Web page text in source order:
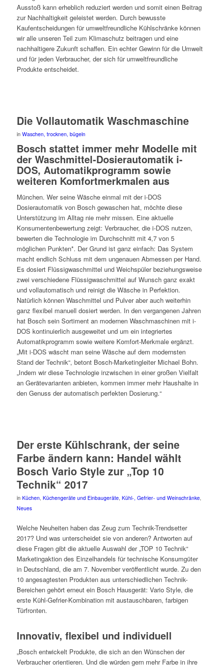
Ausstoß kann erheblich reduziert werden und somit einen Beitrag
zur Nachhaltigkeit geleistet werden. Durch bewusste
Kaufentscheidungen für umweltfreundliche Kühlschränke können
wir alle unseren Teil zum Klimaschutz beitragen und eine
nachhaltigere Zukunft schaffen. Ein echter Gewinn für die Umwelt
und für jeden Verbraucher, der sich für umweltfreundliche
Produkte entscheidet.
Die Vollautomatik Waschmaschine
in Waschen, trocknen, bügeln
Bosch stattet immer mehr Modelle mit
der Waschmittel-Dosierautomatik i-
DOS, Automatikprogramm sowie
weiteren Komfortmerkmalen aus
München. Wer seine Wäsche einmal mit der i-DOS
Dosierautomatik von Bosch gewaschen hat, möchte diese
Unterstützung im Alltag nie mehr missen. Eine aktuelle
Konsumentenbewertung zeigt: Verbraucher, die i-DOS nutzen,
bewerten die Technologie im Durchschnitt mit 4,7 von 5
möglichen Punkten*. Der Grund ist ganz einfach: Das System
macht endlich Schluss mit dem ungenauen Abmessen per Hand.
Es dosiert Flüssigwaschmittel und Weichspüler beziehungsweise
zwei verschiedene Flüssigwaschmittel auf Wunsch ganz exakt
und vollautomatisch und reinigt die Wäsche in Perfektion.
Natürlich können Waschmittel und Pulver aber auch weiterhin
ganz flexibel manuell dosiert werden. In den vergangenen Jahren
hat Bosch sein Sortiment an modernen Waschmaschinen mit i-
DOS kontinuierlich ausgeweitet und um ein integriertes
Automatikprogramm sowie weitere Komfort-Merkmale ergänzt.
„Mit i-DOS wäscht man seine Wäsche auf dem modernsten
Stand der Technik“, betont Bosch-Marketingleiter Michael Bohn.
„Indem wir diese Technologie inzwischen in einer großen Vielfalt
an Gerätevarianten anbieten, kommen immer mehr Haushalte in
den Genuss der automatisch perfekten Dosierung.“
Der erste Kühlschrank, der seine
Farbe ändern kann: Handel wählt
Bosch Vario Style zur „Top 10
Technik“ 2017
in Küchen, Küchengeräte und Einbaugeräte, Kühl-, Gefrier- und Weinschränke,
Neues
Welche Neuheiten haben das Zeug zum Technik-Trendsetter
2017? Und was unterscheidet sie von anderen? Antworten auf
diese Fragen gibt die aktuelle Auswahl der „TOP 10 Technik“
Marketingaktion des Einzelhandels für technische Konsumgüter
in Deutschland, die am 7. November veröffentlicht wurde. Zu den
10 angesagtesten Produkten aus unterschiedlichen Technik-
Bereichen gehört erneut ein Bosch Hausgerät: Vario Style, die
erste Kühl-Gefrier-Kombination mit austauschbaren, farbigen
Türfronten.
Innovativ, flexibel und individuell
„Bosch entwickelt Produkte, die sich an den Wünschen der
Verbraucher orientieren. Und die würden gern mehr Farbe in ihre